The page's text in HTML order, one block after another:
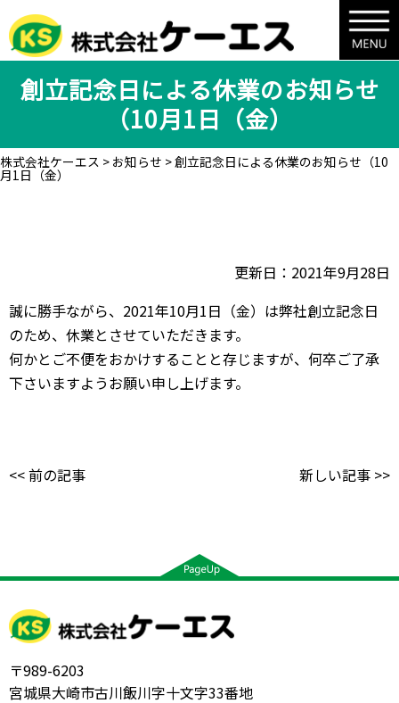
創立記念日による休業のお知らせ
（10月1日（金）
株式会社ケーエス > お知らせ >創立記念日による休業のお知らせ（10
月1日（金）
更新日：2021年9月28日
誠に勝手ながら、2021年10月1日（金）は弊社創立記念日
のため、休業とさせていただきます。
何かとご不便をおかけすることと存じますが、何卒ご了承
下さいますようお願い申し上げます。
<< 前の記事 新しい記事 >>
〒989-6203
宮城県大崎市古川飯川字十文字33番地